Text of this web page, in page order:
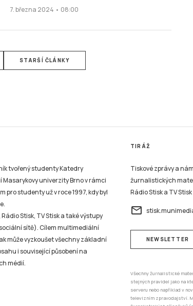
7. března 2024 • 08:00
STARŠÍ ČLÁNKY
tvořený studenty Katedry
univerzity Brno v rámci
pro studenty už v roce 1997, kdy byl
Stisk, TV Stisk a také výstupy
sítě). Cílem multimediální
může vyzkoušet všechny základní
i související působení na
médií.
TIRÁŽ
Tiskové zprávy a
žurnalistických
Rádio Stisk a TV
email
NEWSLETTER
Všechny žurnalistické
stejných pravidel jako na
serveru nebo například v
televizním zpravodajství.